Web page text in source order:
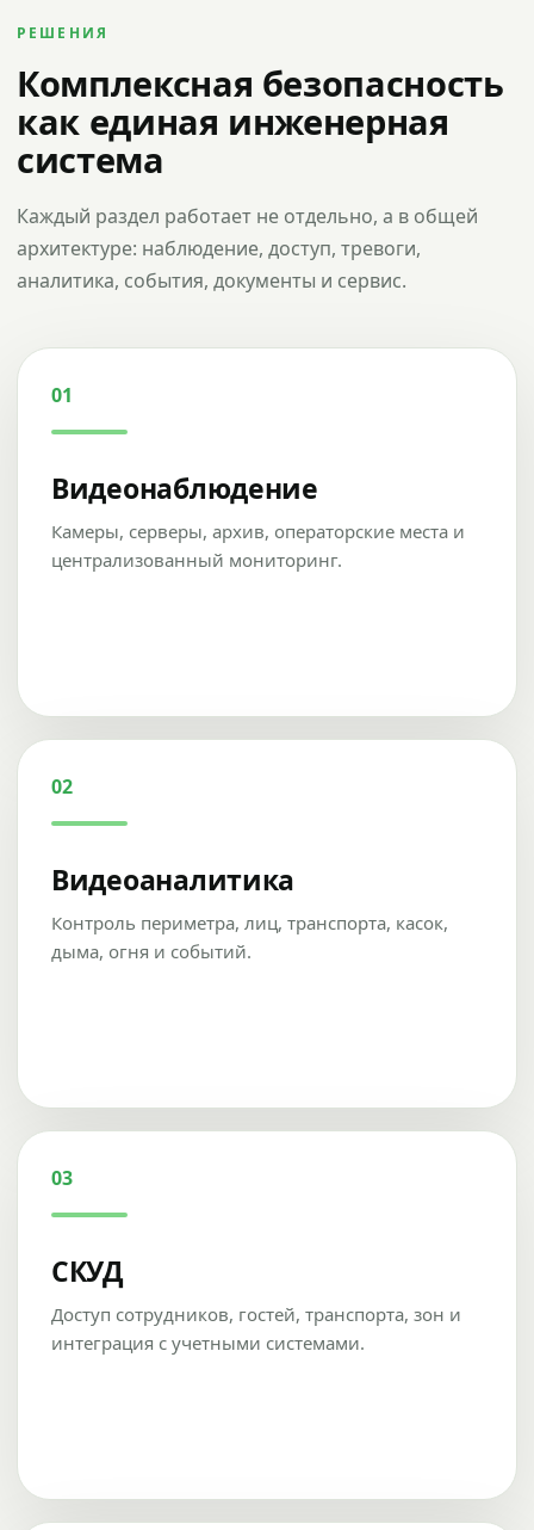
РЕШЕНИЯ
Комплексная безопасность
как единая инженерная
система
Каждый раздел работает не отдельно, а в общей
архитектуре: наблюдение, доступ, тревоги,
аналитика, события, документы и сервис.
01
Видеонаблюдение
Камеры, серверы, архив, операторские места и
централизованный мониторинг.
02
Видеоаналитика
Контроль периметра, лиц, транспорта, касок,
дыма, огня и событий.
03
СКУД
Доступ сотрудников, гостей, транспорта, зон и
интеграция с учетными системами.